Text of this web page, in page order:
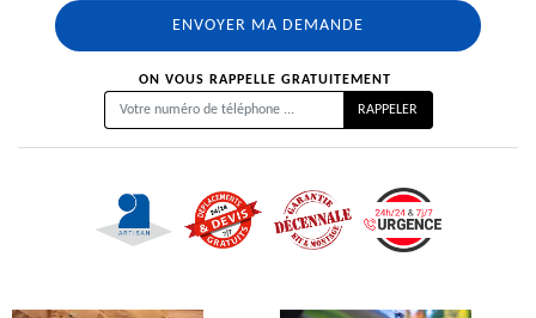
ON VOUS RAPPELLE GRATUITEMENT